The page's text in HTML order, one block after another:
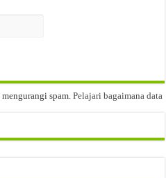
spam.Pelajari bagaimana data